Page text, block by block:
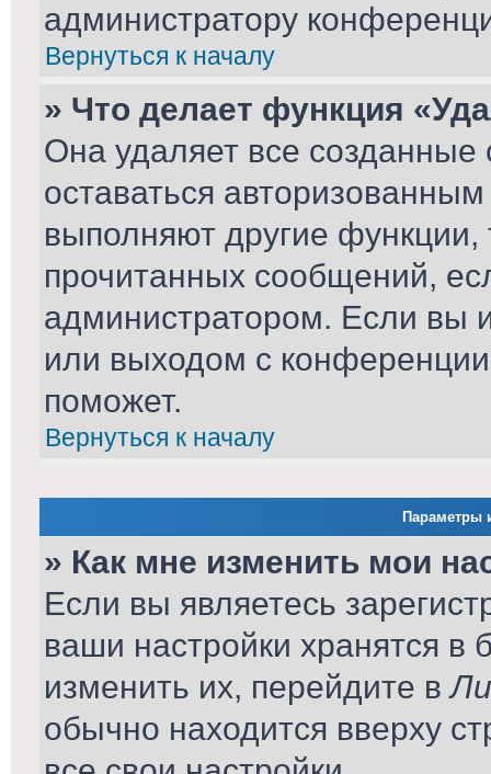
администратору
Вернуться к началу
» Что делает функция
Она удаляет все
оставаться
выполняют другие функции,
прочитанных сообщений,
администратором. Если вы
или выходом с
поможет.
Вернуться к началу
Параметры
» Как мне изменить мои
Если вы являетесь
ваши настройки хранятся
изменить их, перейдите в
обычно находится вверху